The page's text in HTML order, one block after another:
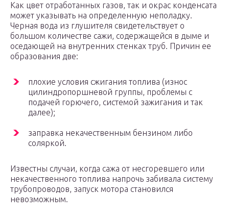
Как цвет отработанных газов, так и окрас конденсата
может указывать на определенную неполадку.
Черная вода из глушителя свидетельствует о
большом количестве сажи, содержащейся в дыме и
оседающей на внутренних стенках труб. Причин ее
образования две:
плохие условия сжигания топлива (износ
цилиндропоршневой группы, проблемы с
подачей горючего, системой зажигания и так
далее);
заправка некачественным бензином либо
соляркой.
Известны случаи, когда сажа от несгоревшего или
некачественного топлива напрочь забивала систему
трубопроводов, запуск мотора становился
невозможным.